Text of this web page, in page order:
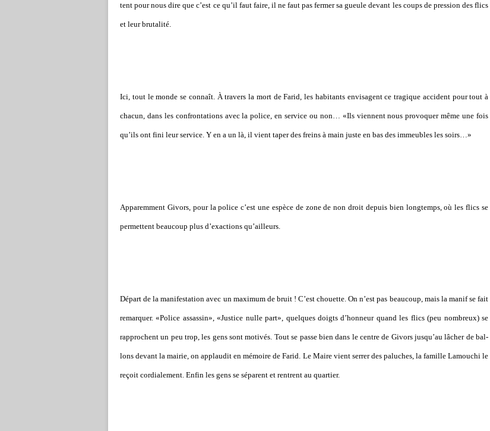
tent pour nous dire que c’est ce qu’il faut faire, il ne faut pas fermer sa gueule devant les coups de pres­sion des flics
et leur bru­ta­lité.
Ici, tout le monde se connaît. À tra­vers la mort de Farid, les habi­tants envi­sa­gent ce tra­gi­que acci­dent pour tout à
chacun, dans les confron­ta­tions avec la police, en ser­vice ou non… «Ils vien­nent nous pro­vo­quer même une fois
qu’ils ont fini leur ser­vice. Y en a un là, il vient taper des freins à main juste en bas des immeu­bles les soirs…»
Apparemment Givors, pour la police c’est une espèce de zone de non droit depuis bien long­temps, où les flics se
per­met­tent beau­coup plus d’exactions qu’ailleurs.
Départ de la mani­fes­ta­tion avec un maxi­mum de bruit ! C’est chouette. On n’est pas beau­coup, mais la manif se fait
remar­quer. «Police assas­sin», «Justice nulle part», quel­ques doigts d’hon­neur quand les flics (peu nom­breux) se
rap­pro­chent un peu trop, les gens sont moti­vés. Tout se passe bien dans le centre de Givors jusqu’au lâcher de bal­
lons devant la mairie, on applau­dit en mémoire de Farid. Le Maire vient serrer des palu­ches, la famille Lamouchi le
reçoit cor­dia­le­ment. Enfin les gens se sépa­rent et ren­trent au quar­tier.